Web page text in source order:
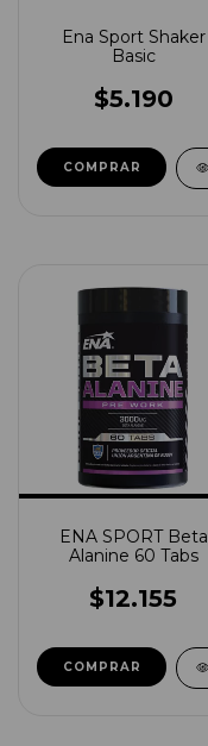
Ena Sport Shaker
Basic
$5.190
ENA SPORT Beta
Alanine 60 Tabs
$12.155
COMPRAR